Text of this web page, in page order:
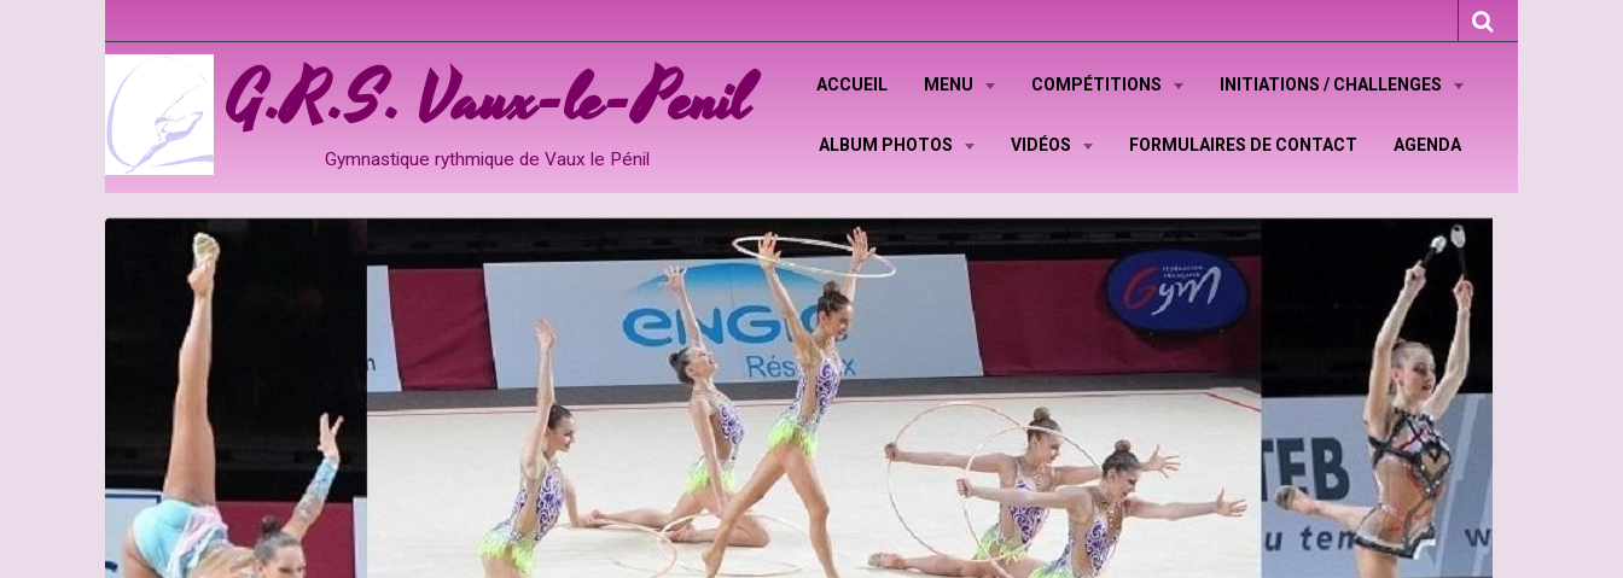
G.R.S. Vaux-le-Penil
Gymnastique rythmique de Vaux le Pénil
ACCUEIL MENU COMPÉTITIONS INITIATIONS / CHALLENGES
ALBUM PHOTOS VIDÉOS FORMULAIRES DE CONTACT AGENDA